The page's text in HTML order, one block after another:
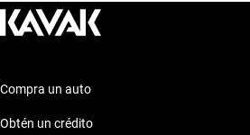
Compra un auto
Obtén un crédito